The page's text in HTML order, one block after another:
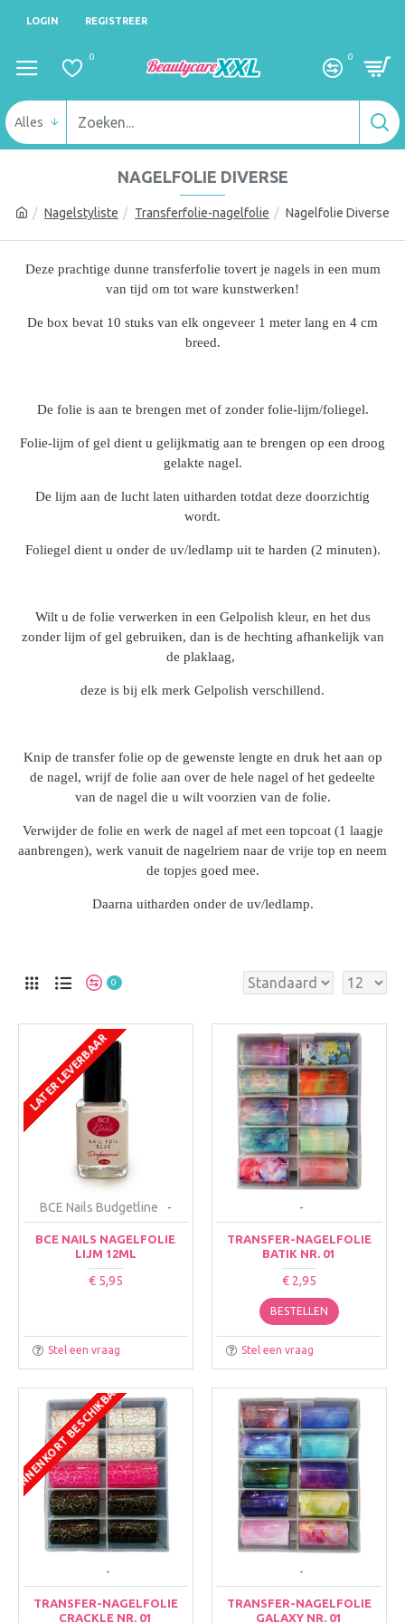
LOGIN REGISTREER
0 0
Alles
Nagelstyliste Transferfolie-nagelfolie Nagelfolie Diverse
NAGELFOLIE DIVERSE
Deze prachtige dunne transferfolie tovert je nagels in een mum
van tijd om tot ware kunstwerken!
De box bevat 10 stuks van elk ongeveer 1 meter lang en 4 cm
breed.
De folie is aan te brengen met of zonder folie-lijm/foliegel.
Folie-lijm of gel dient u gelijkmatig aan te brengen op een droog
gelakte nagel.
De lijm aan de lucht laten uitharden totdat deze doorzichtig
wordt.
Foliegel dient u onder de uv/ledlamp uit te harden (2 minuten).
Wilt u de folie verwerken in een Gelpolish kleur, en het dus
zonder lijm of gel gebruiken, dan is de hechting afhankelijk van
de plaklaag,
deze is bij elk merk Gelpolish verschillend.
Knip de transfer folie op de gewenste lengte en druk het aan op
de nagel, wrijf de folie aan over de hele nagel of het gedeelte
van de nagel die u wilt voorzien van de folie.
Verwijder de folie en werk de nagel af met een topcoat (1 laagje
aanbrengen), werk vanuit de nagelriem naar de vrije top en neem
de topjes goed mee.
Daarna uitharden onder de uv/ledlamp.
0
LATER LEVERBAAR
BCE Nails Budgetline -
BCE NAILS NAGELFOLIE
LIJM 12ML
€ 5,95
Stel een vraag
-
TRANSFER-NAGELFOLIE
BATIK NR. 01
€ 2,95
BESTELLEN
Stel een vraag
BINNENKORT BESCHIKBAAR
-
TRANSFER-NAGELFOLIE
CRACKLE NR. 01
-
TRANSFER-NAGELFOLIE
GALAXY NR. 01